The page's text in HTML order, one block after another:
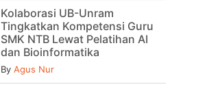
Kolaborasi UB-Unram
Tingkatkan Kompetensi Guru
SMK NTB Lewat Pelatihan AI
dan Bioinformatika
By Agus Nur